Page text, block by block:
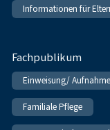
Informationen für
Fachpublikum
Einweisung/
Familiale Pflege